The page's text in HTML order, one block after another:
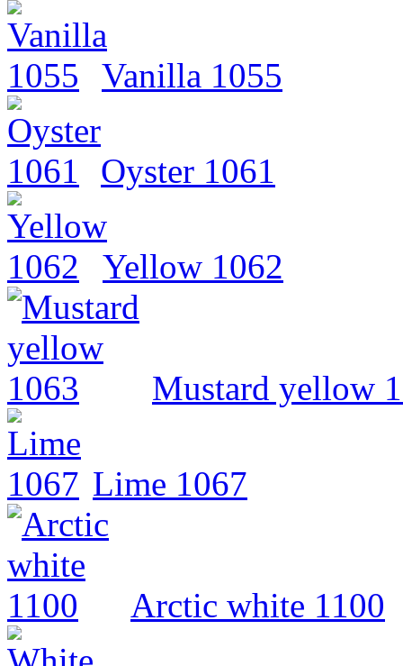
Vanilla 1055
Oyster 1061
Yellow 1062
Mustard yellow
Lime 1067
Arctic white 1100